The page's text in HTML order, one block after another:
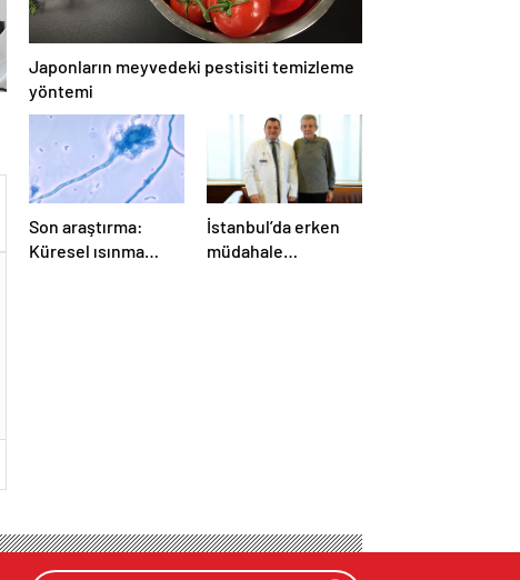
Japonların meyvedeki pestisiti temizleme
yöntemi
Son araştırma:
Küresel ısınma
İstanbul’da erken
müdahale